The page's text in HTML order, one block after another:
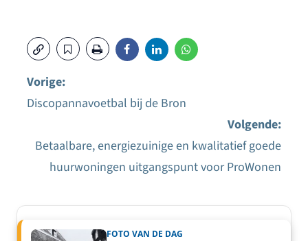
Bericht
navigatie
Vorige:
Discopannavoetbal bij de Bron
Volgende:
Betaalbare, energiezuinige en kwalitatief goede
huurwoningen uitgangspunt voor ProWonen
FOTO VAN DE DAG